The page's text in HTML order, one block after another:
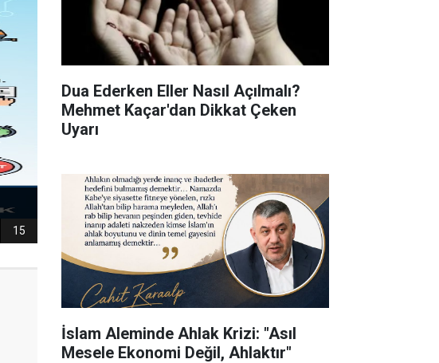
Dua Ederken Eller Nasıl Açılmalı?
Mehmet Kaçar'dan Dikkat Çeken
Uyarı
İslam Aleminde Ahlak Krizi: "Asıl
Mesele Ekonomi Değil, Ahlaktır"